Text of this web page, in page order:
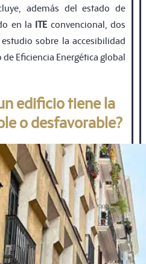
además del estado de
en la ITE convencional, dos
sobre la accesibilidad
Eﬁciencia Energética global
edificio tiene la
o desfavorable?